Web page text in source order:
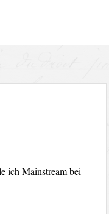
Bodo von
ich Mainstream bei